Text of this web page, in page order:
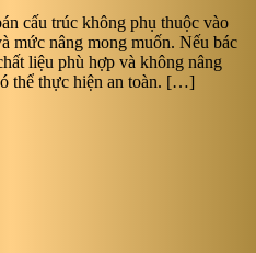
cấu trúc không phụ thuộc vào
mức nâng mong muốn. Nếu bác
liệu phù hợp và không nâng
thể thực hiện an toàn. […]